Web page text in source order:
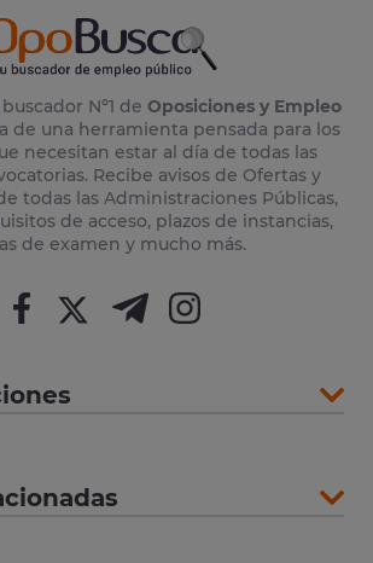
Nº1 de Oposiciones y Empleo
de una herramienta pensada para los
necesitan estar al día de todas las
Recibe avisos de Ofertas y
todas las Administraciones Públicas,
de acceso, plazos de instancias,
de examen y mucho más.